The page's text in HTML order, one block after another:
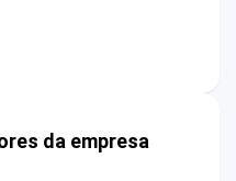
da empresa